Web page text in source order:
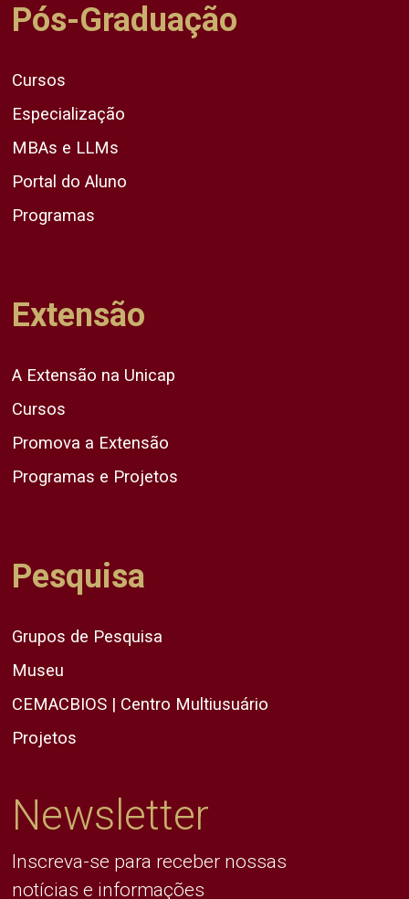
Pós-Graduação
Cursos
Especialização
MBAs e LLMs
Portal do Aluno
Programas
Extensão
A Extensão na Unicap
Cursos
Promova a Extensão
Programas e Projetos
Pesquisa
Grupos de Pesquisa
Museu
CEMACBIOS | Centro Multiusuário
Projetos
Newsletter
Inscreva-se para receber nossas
notícias e informações